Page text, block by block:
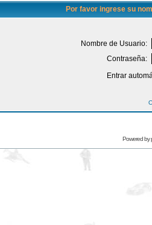
Por favor ingrese su
Nombre de Usuario:
Contraseña:
Entrar
Powered by